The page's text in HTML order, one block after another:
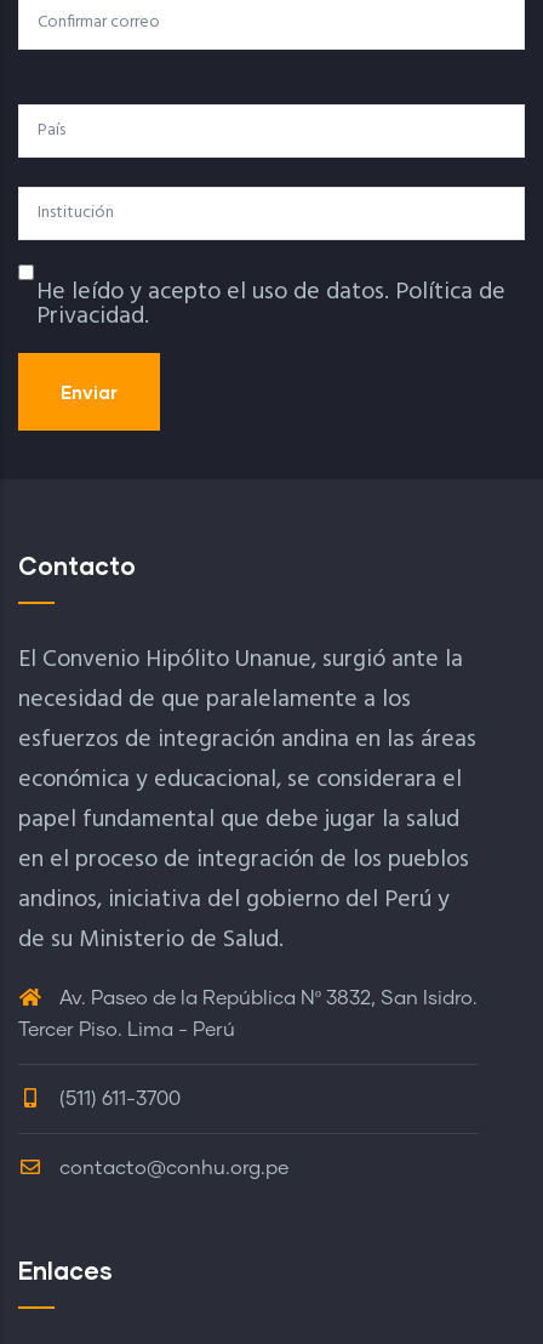
Confirmar Correo
País
Institución
Política De Privacidad
He leído y acepto el uso de datos. Política de
Privacidad.
Contacto
El Convenio Hipólito Unanue, surgió ante la
necesidad de que paralelamente a los
esfuerzos de integración andina en las áreas
económica y educacional, se considerara el
papel fundamental que debe jugar la salud
en el proceso de integración de los pueblos
andinos, iniciativa del gobierno del Perú y
de su Ministerio de Salud.
Av. Paseo de la República Nº 3832, San Isidro.
Tercer Piso. Lima - Perú
(511) 611-3700
contacto@conhu.org.pe
Enlaces